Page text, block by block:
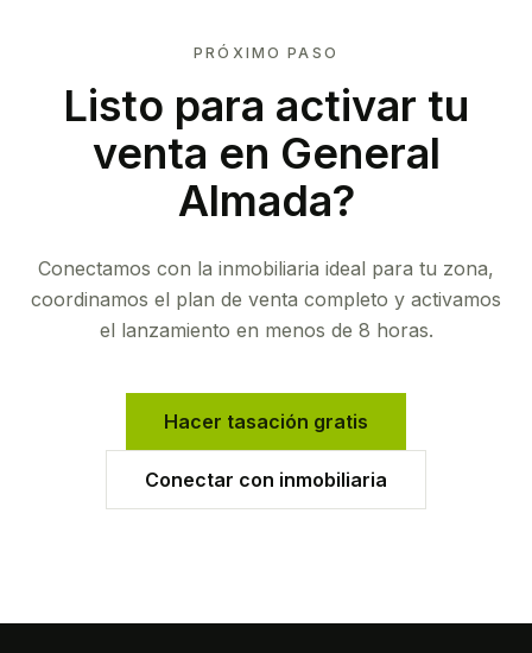
PRÓXIMO PASO
Listo para activar tu
venta en General
Almada?
Conectamos con la inmobiliaria ideal para tu zona,
coordinamos el plan de venta completo y activamos
el lanzamiento en menos de 8 horas.
Hacer tasación gratis
Conectar con inmobiliaria